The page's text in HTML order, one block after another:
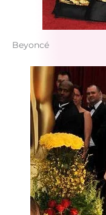
Beyoncé